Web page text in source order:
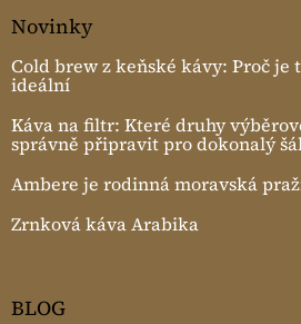
Novinky
Cold brew z keňské kávy: Proč je
ideální
Káva na filtr: Které druhy
správně připravit pro dokonalý
Ambere je rodinná moravská
Zrnková káva Arabika
BLOG